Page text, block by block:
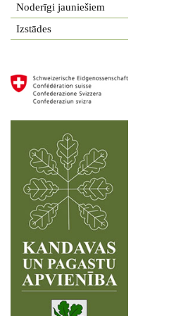
Noderīgi jauniešiem
Izstādes